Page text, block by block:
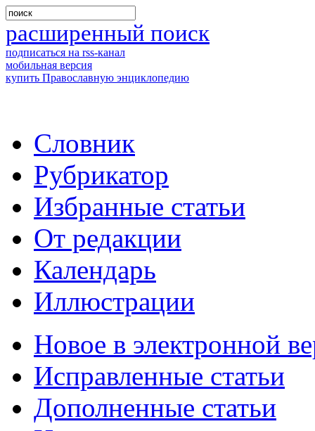
расширенный поиск
подписаться на rss-канал
мобильная версия
купить Православную энциклопедию
Словник
Рубрикатор
Избранные статьи
От редакции
Календарь
Иллюстрации
Новое в электронной
Исправленные статьи
Дополненные статьи